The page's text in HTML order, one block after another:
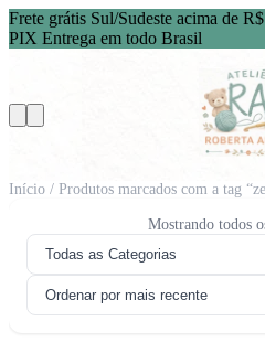
Frete grátis Sul/Sudeste acima de
PIX Entrega em todo Brasil
Início / Produtos marcados com a tag
Mostrando todos
Todas as Categorias
Ordenar por mais recente